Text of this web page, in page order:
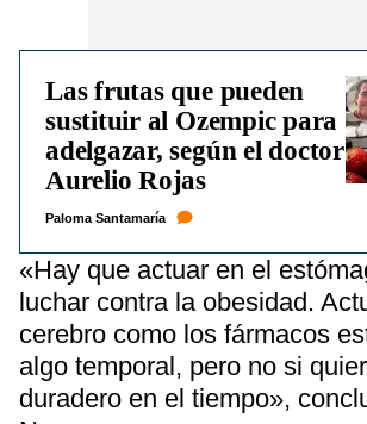
Las frutas que pueden
sustituir al Ozempic para
adelgazar, según el doctor
Aurelio Rojas
Paloma Santamaría
«Hay que actuar en el
luchar contra la obesidad.
cerebro como los fármacos
algo temporal, pero no si
duradero en el tiempo»,